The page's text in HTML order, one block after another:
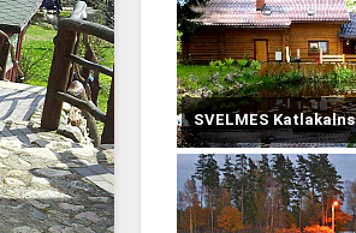
SVELMES Katlakalns